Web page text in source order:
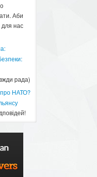
Аби
для нас
рада)
НАТО?